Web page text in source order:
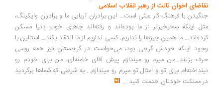
اخوان ثالث از رهبر انقلاب اسلامی
با فرهنگ کار عبثی است... این برادران آریایی ما و برادران وایکینگ،
اینکه سحرخیزتر از ما بوده‌اند و رفته‌اند جاهای خوب دنیا مسکن
ما همین چیزها را نداریم. کسی نداریم از ما انتقاد بکند... استالین با
اینکه خودش گرجی بود، می‌خواست در گرجستان نیز همه روسی
بزنند...من میرم رو میندازم پیش آقای خامنه‌ای، من برای خودم رو
برای تو و امثال تو میرم رو میندازم... به شرطی که شماها برگردید
مملکت خودتان خدمت کنید...